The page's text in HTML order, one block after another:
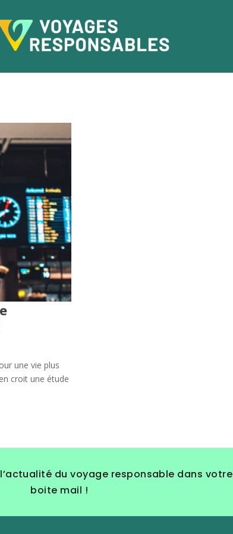
une vie plus
croit une étude
l’actualité du voyage responsable dans votre
boite mail !